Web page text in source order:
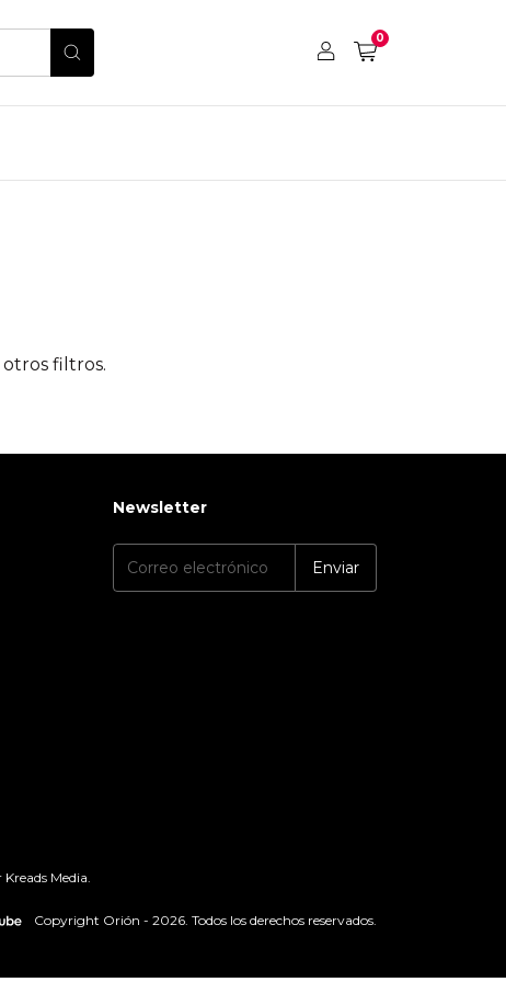
0
filtros.
Newsletter
Kreads Media.
Copyright Orión - 2026. Todos los derechos reservados.